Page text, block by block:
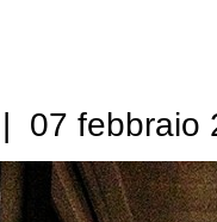
| 07 febbraio